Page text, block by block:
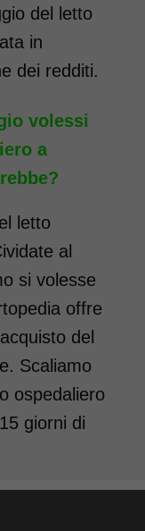
del letto
in
dei redditi.
volessi
a
letto
al
si volesse
offre
del
Scaliamo
ospedaliero
giorni di